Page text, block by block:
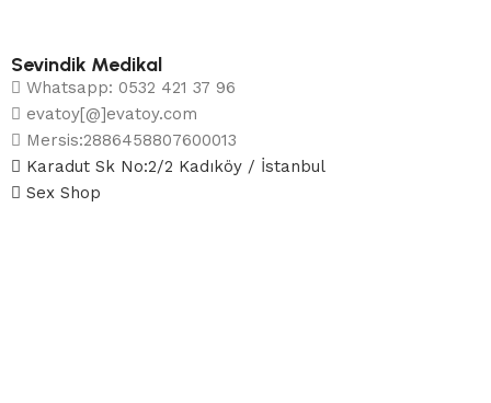
Sevindik Medikal
Whatsapp: 0532 421 37 96
evatoy[@]evatoy.com
Mersis:2886458807600013
Karadut Sk No:2/2 Kadıköy / İstanbul
Sex Shop